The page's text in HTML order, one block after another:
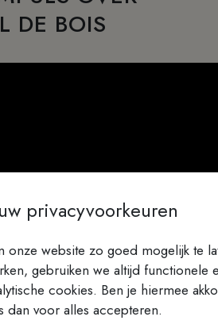
DE BOIS
privacyvoorkeuren
onze website zo goed mogelijk te
gebruiken we altijd functionele
cookies. Ben je hiermee
dan voor alles accepteren.